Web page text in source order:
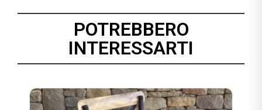
POTREBBERO
INTERESSARTI